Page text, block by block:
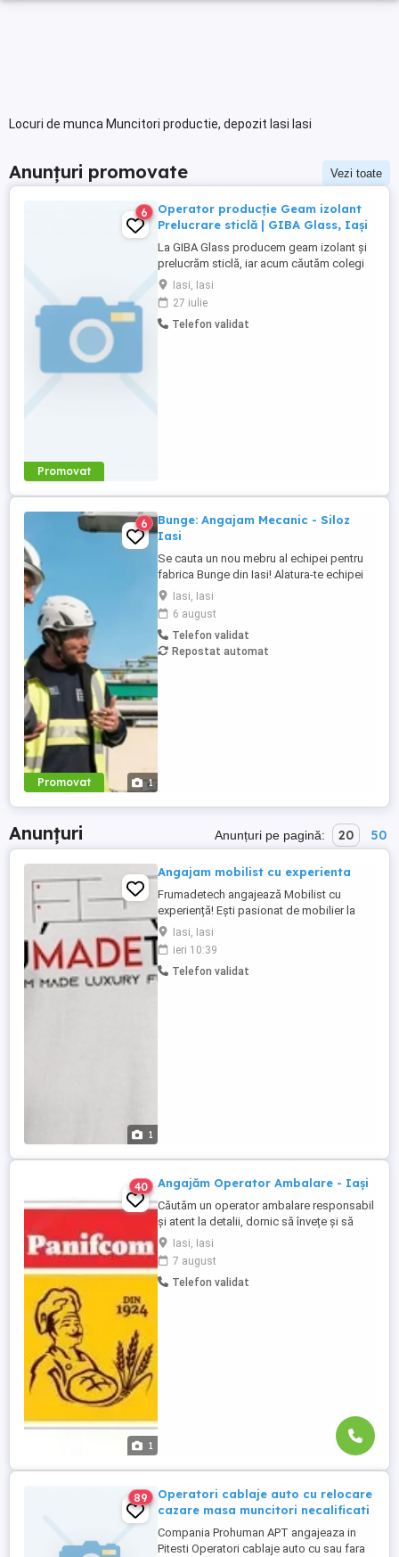
Locuri de munca Muncitori productie, depozit Iasi Iasi
Anunțuri promovate Vezi toate
Promovat
6
Operator producție Geam izolant
Prelucrare sticlă | GIBA Glass, Iași
La GIBA Glass producem geam izolant și
prelucrăm sticlă, iar acum căutăm colegi
serioși pentru echipa de producție, pe
diverse posturi. Ce vei face concret:
Activitatea implică, în principal,
manipularea pieselor de sticlă pe
Iasi, Iasi
27 iulie
Telefon validat
Promovat 1
6
Bunge: Angajam Mecanic - Siloz
Iasi
Se cauta un nou mebru al echipei pentru
fabrica Bunge din Iasi! Alatura-te echipei
noastre si ajuta la construirea unei
organizatii care are misiunea de a conecta
fermierii cu consumatorii din intreaga
lume. Probabil ai auzit de brandurile
noastre locale de ulei, Floriol si Unisol?
Iasi, Iasi
6 august
Telefon validat
Repostat automat
Anunțuri Anunțuri pe pagină: 20 50
1
Angajam mobilist cu experienta
Frumadetech angajează Mobilist cu
experiență! Ești pasionat de mobilier la
comandă și ai experiență în domeniu?
Alătură-te echipei Frumadetech! Cerințe:
Experiență în realizarea și montajul
mobilierului; Seriozitate, responsabilitate
Iasi, Iasi
ieri 10:39
Telefon validat
1
40 Angajăm Operator Ambalare - Iași
Căutăm un operator ambalare responsabil
și atent la detalii, dornic să învețe și să
lucreze într-un mediu dinamic, cu
temperaturi controlate! Dacă ai experiență
în domeniul ambalării sau al producției și
cauți un loc de muncă stabil, echipa
Iasi, Iasi
7 august
Telefon validat
89
Operatori cablaje auto cu relocare
cazare masa muncitori necalificati
Compania Prohuman APT angajeaza in
Pitesti Operatori cablaje auto cu sau fara